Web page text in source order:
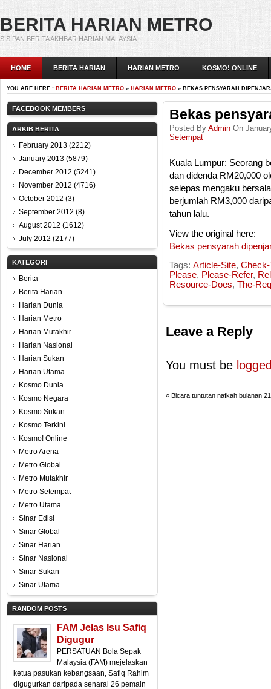
BERITA HARIAN METRO
SISIPAN BERITA AKHBAR HARIAN MALAYSIA
HOME BERITA HARIAN HARIAN METRO KOSMO! ONLINE
YOU ARE HERE : BERITA HARIAN METRO » HARIAN METRO » BEKAS PENSYARAH
FACEBOOK MEMBERS
ARKIB BERITA
February 2013 (2212)
January 2013 (5879)
December 2012 (5241)
November 2012 (4716)
October 2012 (3)
September 2012 (8)
August 2012 (1612)
July 2012 (2177)
KATEGORI
Berita
Berita Harian
Harian Dunia
Harian Metro
Harian Mutakhir
Harian Nasional
Harian Sukan
Harian Utama
Kosmo Dunia
Kosmo Negara
Kosmo Sukan
Kosmo Terkini
Kosmo! Online
Metro Arena
Metro Global
Metro Mutakhir
Metro Setempat
Metro Utama
Sinar Edisi
Sinar Global
Sinar Harian
Sinar Nasional
Sinar Sukan
Sinar Utama
RANDOM POSTS
FAM Jelas Isu Safiq
Digugur
PERSATUAN Bola Sepak
Malaysia (FAM) mejelaskan
ketua pasukan kebangsaan, Safiq Rahim
digugurkan daripada senarai 26 pemain
Bekas
Posted By Admin On
Setempat
Kuala Lumpur: Seorang
dan didenda RM20,000
selepas mengaku
berjumlah RM3,000
tahun lalu.
View the original here:
Bekas pensyarah
Tags: Article-Site,
Please, Please-Refer,
Resource-Does, The-
Leave a Reply
You must be
« Bicara tuntutan nafkah bulanan